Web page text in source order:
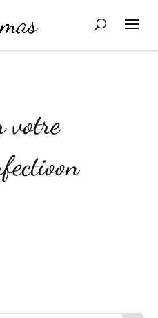
votre